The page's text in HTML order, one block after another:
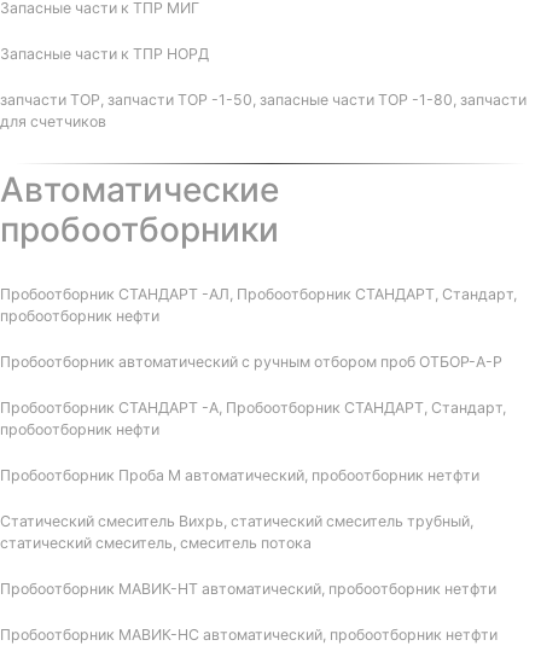
Запасные части к ТПР МИГ
Запасные части к ТПР НОРД
запчасти ТОР, запчасти ТОР -1-50, запасные части ТОР -1-80, запчасти
для счетчиков
Автоматические
пробоотборники
Пробоотборник СТАНДАРТ -АЛ, Пробоотборник СТАНДАРТ, Стандарт,
пробоотборник нефти
Пробоотборник автоматический с ручным отбором проб ОТБОР-А-Р
Пробоотборник СТАНДАРТ -А, Пробоотборник СТАНДАРТ, Стандарт,
пробоотборник нефти
Пробоотборник Проба М автоматический, пробоотборник нетфти
Статический смеситель Вихрь, статический смеситель трубный,
статический смеситель, смеситель потока
Пробоотборник МАВИК-НТ автоматический, пробоотборник нетфти
Пробоотборник МАВИК-НС автоматический, пробоотборник нетфти